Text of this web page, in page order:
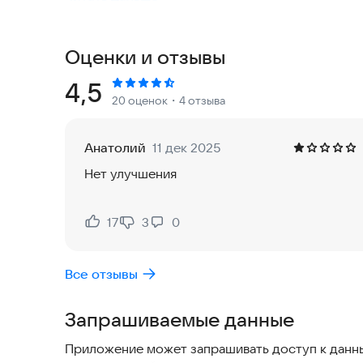
Созданная система анализа позволяет
энергосбережения, который автоматически
продления времени автономной работы.
последние месяцы приложение получило
включая устройства с разными
Если вы хотите улучшить работу своего
Оценки и отзывы
Рейтинг:
4,5 20 оценок ・4 отзыва
Анатолий 11 дек 2025
Нет улучшения
Нравится:
17
Не нравится:
3 0
Все отзывы
Запрашиваемые данные
Приложение может запрашивать доступ к